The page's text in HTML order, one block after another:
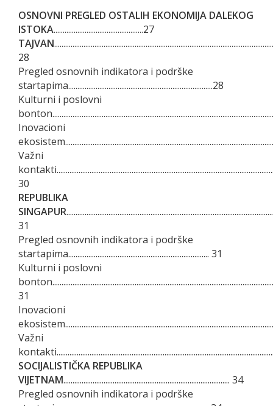
OSNOVNI PREGLED OSTALIH EKONOMIJA DALEKOG
ISTOKA.................................................27
TAJVAN
28
Pregled osnovnih indikatora i podrške
startapima...............................................................................28
Kulturni i poslovni
Inovacioni
Važni
30
REPUBLIKA
SINGAPUR
31
Pregled osnovnih indikatora i podrške
startapima............................................................................. 31
Kulturni i poslovni
31
Inovacioni
Važni
SOCIJALISTIČKA REPUBLIKA
VIJETNAM........................................................................................... 34
Pregled osnovnih indikatora i podrške